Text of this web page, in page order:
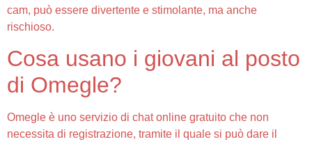
cam, può essere divertente e stimolante, ma anche
rischioso.
Cosa usano i giovani al posto
di Omegle?
Omegle è uno servizio di chat online gratuito che non
necessita di registrazione, tramite il quale si può dare il